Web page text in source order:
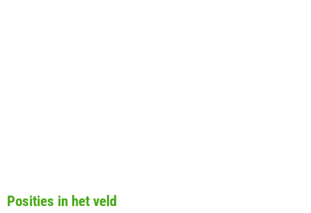
Posities in het veld